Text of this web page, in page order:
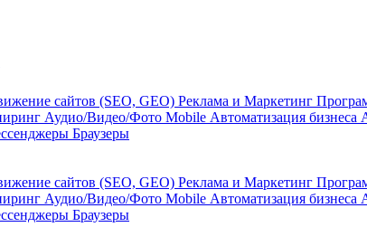
сайтов (SEO, GEO) Реклама и Маркетинг
Аудио/Видео/Фото Mobile Автоматизация бизнеса
Браузеры
сайтов (SEO, GEO) Реклама и Маркетинг
Аудио/Видео/Фото Mobile Автоматизация бизнеса
Браузеры